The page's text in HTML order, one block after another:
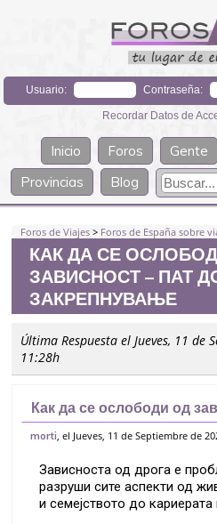
Usuario: Contraseña:
Recordar Datos de
Inicio Foros Gente
Provincias
Blog
Foros de Viajes > Foros de España sobre
КАК ДА СЕ
ЗАВИСНОСТ – ПАТ
ЗАКРЕПНУВАЊЕ
Última Respuesta el Jueves, 11 de
11:28h
Как да се ослободи од
пат до вистинско
morti , el Jueves, 11 de Septiembre de
Зависноста од дрога е
разруши сите аспекти од
и семејството до кариерата